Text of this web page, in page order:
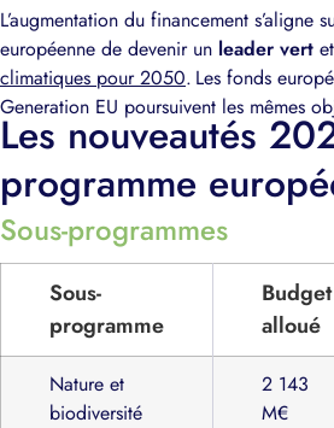
L’augmentation du financement s’aligne
européenne de devenir un leader vert
climatiques pour 2050. Les fonds
Generation EU poursuivent les mêmes
Les nouveautés
programme
Sous-programmes
Sous-
programme
Budget
alloué
Nature et
biodiversité
2 143
M€